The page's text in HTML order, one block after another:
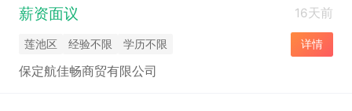
薪资面议
16天前
莲池区 经验不限 学历不限 详情
保定航佳畅商贸有限公司